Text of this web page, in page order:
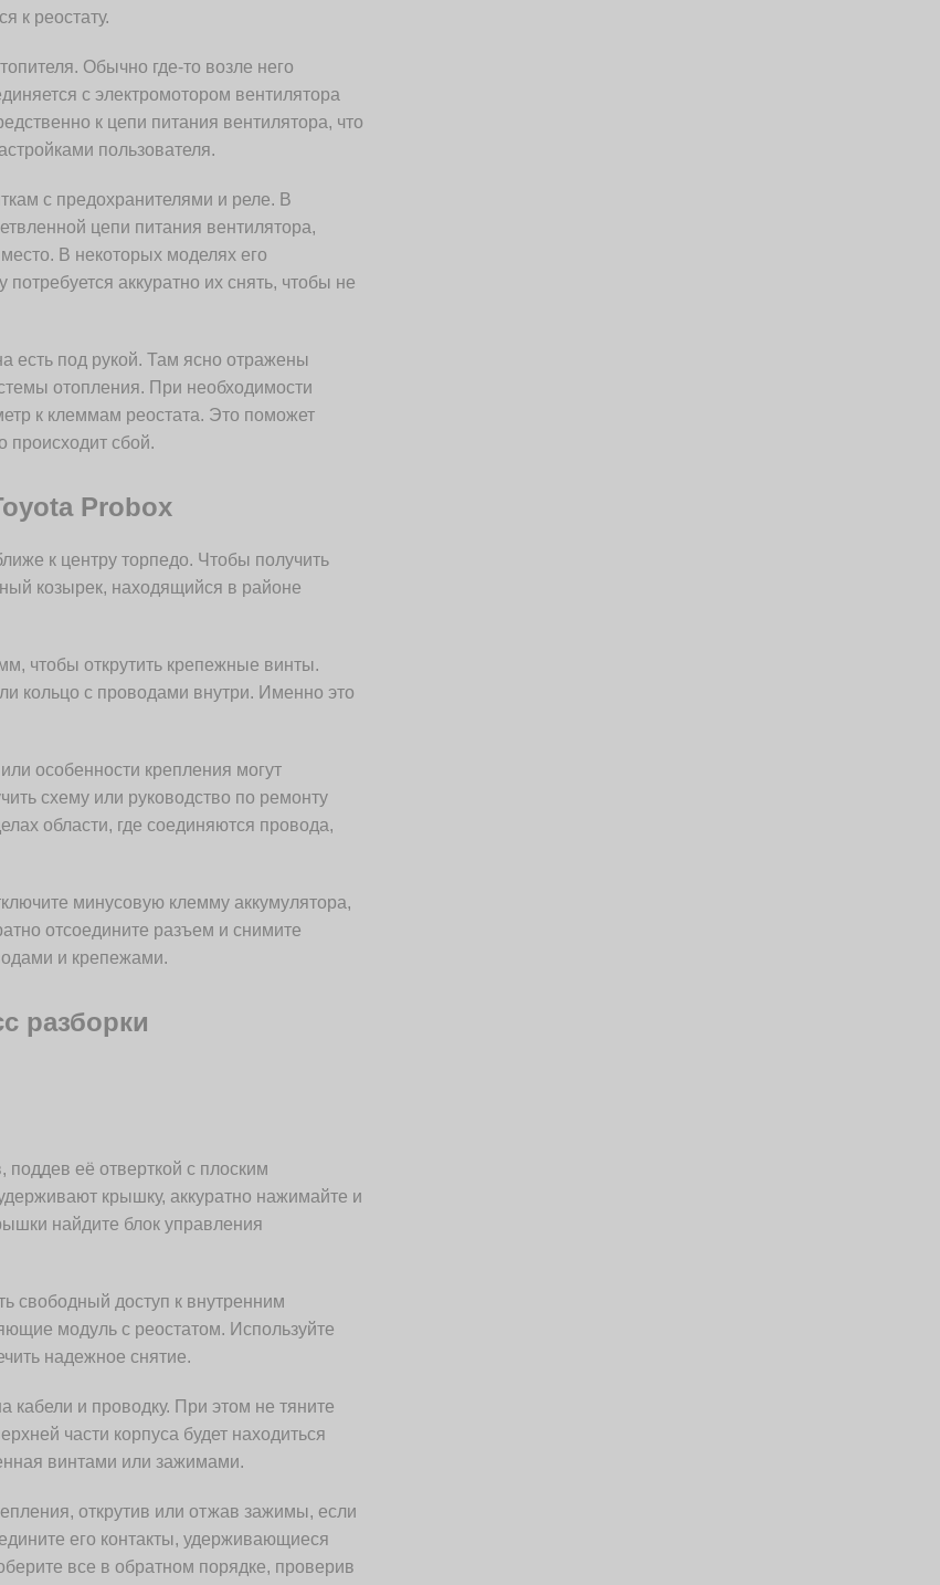
к реостату.
Обычно где-то возле него
с электромотором вентилятора
к цепи питания вентилятора, что
пользователя.
с предохранителями и реле. В
цепи питания вентилятора,
В некоторых моделях его
аккуратно их снять, чтобы не
есть под рукой. Там ясно отражены
отопления. При необходимости
к клеммам реостата. Это поможет
происходит сбой.
Probox
к центру торпедо. Чтобы получить
козырек, находящийся в районе
чтобы открутить крепежные винты.
кольцо с проводами внутри. Именно это
особенности крепления могут
схему или руководство по ремонту
области, где соединяются провода,
минусовую клемму аккумулятора,
отсоедините разъем и снимите
и крепежами.
разборки
её отверткой с плоским
крышку, аккуратно нажимайте и
найдите блок управления
свободный доступ к внутренним
модуль с реостатом. Используйте
надежное снятие.
и проводку. При этом не тяните
части корпуса будет находиться
винтами или зажимами.
открутив или отжав зажимы, если
его контакты, удерживающиеся
все в обратном порядке, проверив